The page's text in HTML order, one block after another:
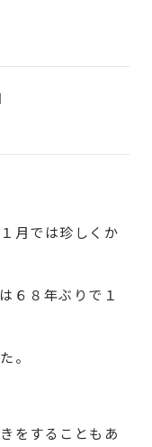
月では珍しくか
６８年ぶりで１
。
をすることもあ